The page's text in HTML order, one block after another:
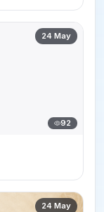
24 May
92
24 May